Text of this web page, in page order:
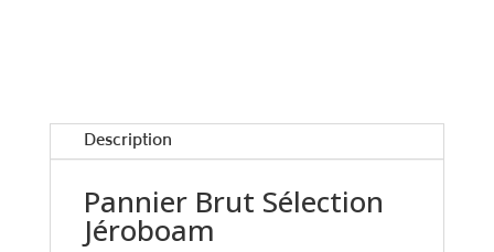
e
:
Description
Pannier Brut Sélection
Jéroboam